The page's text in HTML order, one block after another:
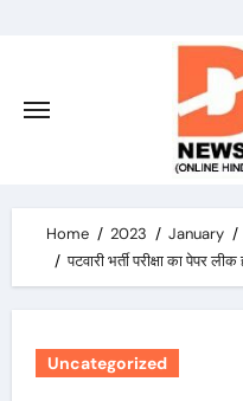
Home 2023 January
पटवारी भर्ती परीक्षा का पेपर
Uncategorized